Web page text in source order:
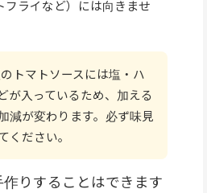
フライなど）には向きませ
のトマトソースには塩・ハ
が入っているため、加える
減が変わります。必ず味見
ください。
りすることはできます